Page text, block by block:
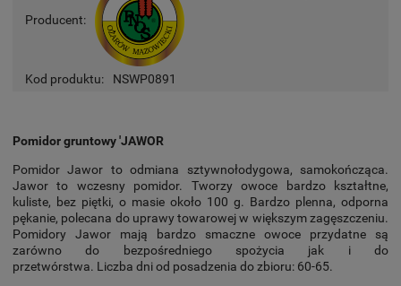
Producent:
Kod produktu: NSWP0891
Pomidor gruntowy 'JAWOR
Pomidor Jawor to odmiana sztywnołodygowa, samokończąca.
Jawor to wczesny pomidor. Tworzy owoce bardzo kształtne,
kuliste, bez piętki, o masie około 100 g. Bardzo plenna, odporna
pękanie, polecana do uprawy towarowej w większym zagęszczeniu.
Pomidory Jawor mają bardzo smaczne owoce przydatne są
zarówno do bezpośredniego spożycia jak i do
przetwórstwa. Liczba dni od posadzenia do zbioru: 60-65.